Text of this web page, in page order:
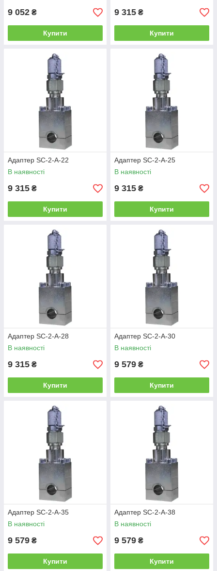
9 052 ₴
Купити
9 315 ₴
Купити
Адаптер SC-2-A-22
В наявності
9 315 ₴
Купити
Адаптер SC-2-A-25
В наявності
9 315 ₴
Купити
Адаптер SC-2-A-28
В наявності
9 315 ₴
Купити
Адаптер SC-2-A-30
В наявності
9 579 ₴
Купити
Адаптер SC-2-A-35
В наявності
9 579 ₴
Купити
Адаптер SC-2-A-38
В наявності
9 579 ₴
Купити